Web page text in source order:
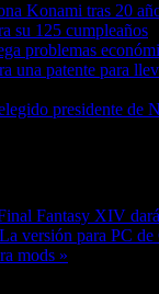
Konami tras 20
su 125 cumpleaños
problemas
una patente para
presidente de
Fantasy XIV
versión para PC
mods »